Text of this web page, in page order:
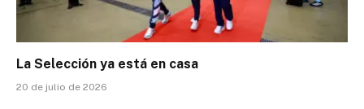
La Selección ya está en casa
20 de julio de 2026